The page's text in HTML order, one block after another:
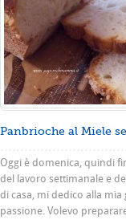
Panbrioche al Miele
Oggi è domenica, quindi
del lavoro settimanale e
di casa, mi dedico alla mia
passione. Volevo